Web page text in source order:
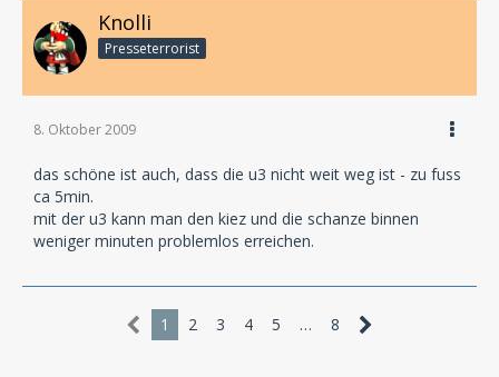
Knolli
Presseterrorist
8. Oktober 2009
das schöne ist auch, dass die u3 nicht weit weg ist - zu fuss
ca 5min.
mit der u3 kann man den kiez und die schanze binnen
weniger minuten problemlos erreichen.
1 2 3 4 5 … 8